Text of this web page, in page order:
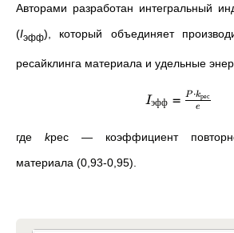
Авторами разработан интегральный
(Iэфф), который объединяет
ресайклинга материала и удельные
Iэфф = e
P ⋅kрес
где kрес — коэффициент
материала (0,93-0,95).